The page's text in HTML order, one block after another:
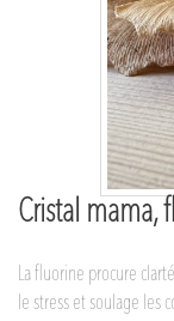
Cristal mama,
La fluorine procure
le stress et soulage les